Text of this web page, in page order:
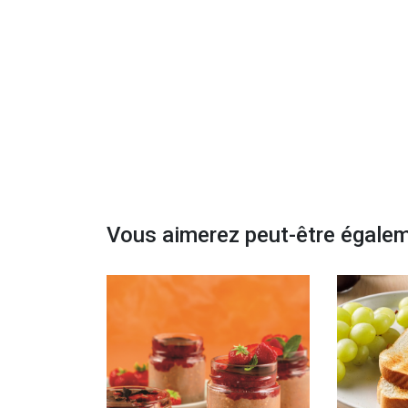
Vous aimerez peut-être